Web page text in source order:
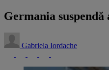
Germania
Gabriela Iordache